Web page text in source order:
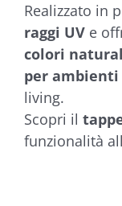
Realizzato in
raggi UV e
colori
per
living.
Scopri il
funzionalità